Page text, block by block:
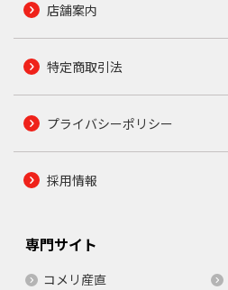
店舗案内
特定商取引法
プライバシーポリシー
採用情報
専門サイト
コメリ産直